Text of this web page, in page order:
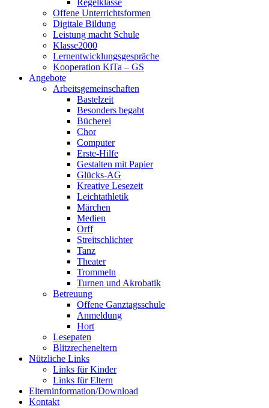
Offene Unterrichtsformen
Digitale Bildung
Leistung macht Schule
Klasse2000
Lernentwicklungsgespräche
Kooperation KiTa – GS
Angebote
Arbeitsgemeinschaften
Bastelzeit
Besonders begabt
Bücherei
Chor
Computer
Erste-Hilfe
Gestalten mit Papier
Glücks-AG
Kreative Lesezeit
Leichtathletik
Märchen
Medien
Orff
Streitschlichter
Tanz
Theater
Trommeln
Turnen und Akrobatik
Betreuung
Offene Ganztagsschule
Anmeldung
Hort
Lesepaten
Blitzrecheneltern
Nützliche Links
Links für Kinder
Links für Eltern
Elterninformation/Download
Kontakt